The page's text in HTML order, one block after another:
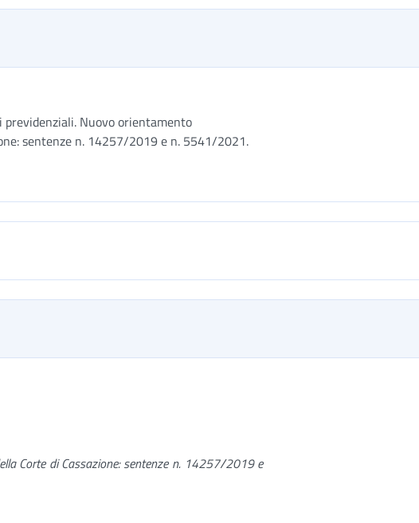
Nuovo orientamento
sentenze n. 14257/2019 e n. 5541/2021.
Corte di Cassazione: sentenze n. 14257/2019 e